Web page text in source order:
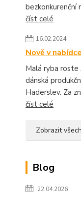
bezkonkurenční
číst celé
16.02.2024
Nově v
Malá ryba
dánská
Haderslev. Za
číst celé
Zobrazit
Blog
22.04.2026